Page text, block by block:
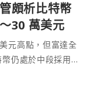
頗析比特幣
30 萬美元
元高點，但富達全
仍處於中段採用階